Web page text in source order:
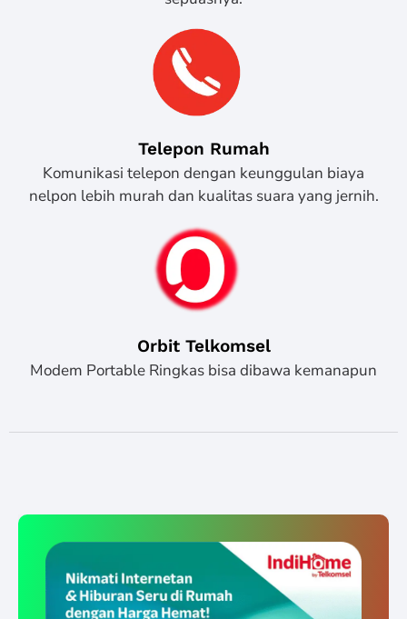
Telepon Rumah
Komunikasi telepon dengan keunggulan biaya
nelpon lebih murah dan kualitas suara yang jernih.
Orbit Telkomsel
Modem Portable Ringkas bisa dibawa kemanapun